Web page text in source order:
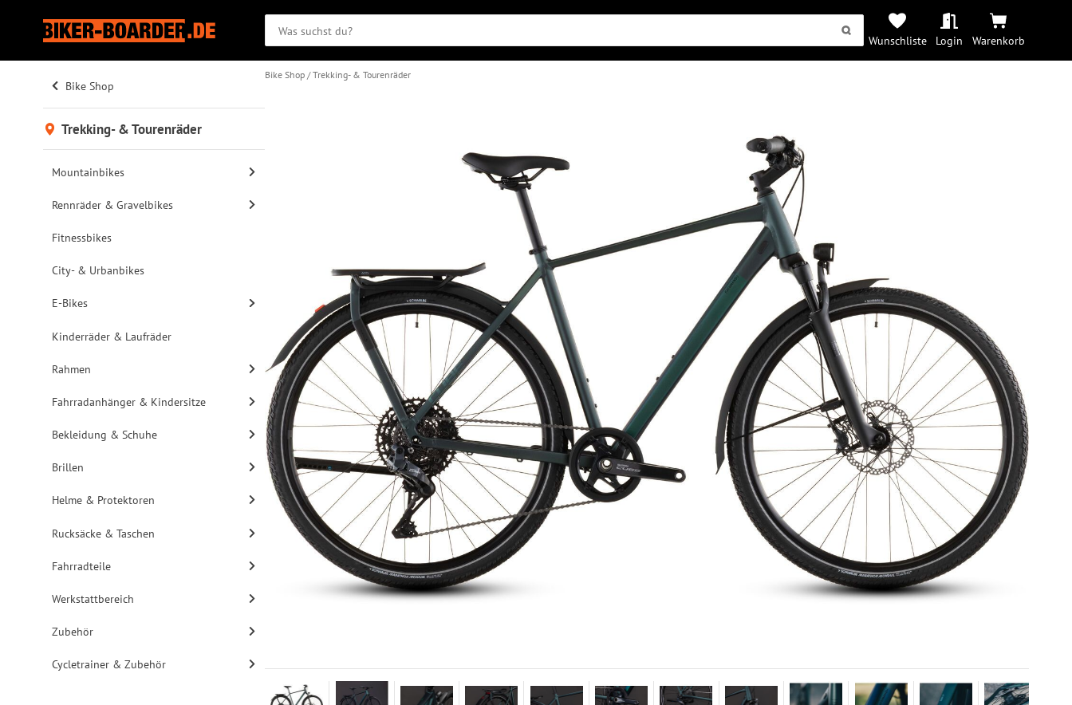
Wunschliste Login Warenkorb
Bike Shop
Trekking- & Tourenräder
Mountainbikes
Rennräder & Gravelbikes
Fitnessbikes
City- & Urbanbikes
E-Bikes
Kinderräder & Laufräder
Rahmen
Fahrradanhänger & Kindersitze
Bekleidung & Schuhe
Brillen
Helme & Protektoren
Rucksäcke & Taschen
Fahrradteile
Werkstattbereich
Zubehör
Cycletrainer & Zubehör
Bike Shop Trekking- & Tourenräder